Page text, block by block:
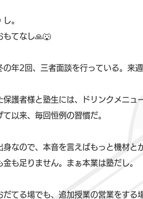
。
もてなし🙏🐺
の年2回、三者面談を行っている。来週
保護者様と塾生には、ドリンクメニュ
以来、毎回恒例の習慣だ。
身なので、本音を言えばもっと機材
も足りません。まぁ本業は塾だし。
だてる場でも、追加授業の営業をする